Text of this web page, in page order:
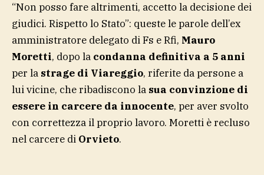
“Non posso fare altrimenti, accetto la decisione dei
giudici. Rispetto lo Stato”: queste le parole dell’ex
amministratore delegato di Fs e Rfi, Mauro
Moretti, dopo la condanna definitiva a 5 anni
per la strage di Viareggio, riferite da persone a
lui vicine, che ribadiscono la sua convinzione di
essere in carcere da innocente, per aver svolto
con correttezza il proprio lavoro. Moretti è recluso
nel carcere di Orvieto.